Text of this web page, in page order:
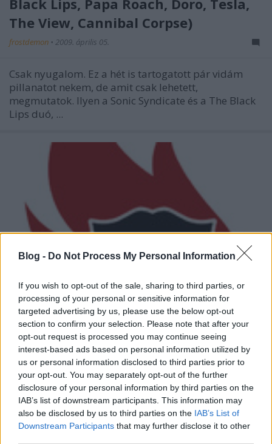
Blog - Do Not Process My Personal Information
If you wish to opt-out of the sale, sharing to third parties, or
processing of your personal or sensitive information for
targeted advertising by us, please use the below opt-out
section to confirm your selection. Please note that after your
opt-out request is processed you may continue seeing
interest-based ads based on personal information utilized by
us or personal information disclosed to third parties prior to
your opt-out. You may separately opt-out of the further
disclosure of your personal information by third parties on the
IAB’s list of downstream participants. This information may
also be disclosed by us to third parties on the IAB’s List of
Downstream Participants that may further disclose it to other
Black Lips, Papa Roach, Doro, Tesla,
The View, Cannibal Corpse)
frostdemon • 2009. április 05.
Csak nyugalom. Ez a hét is tartogatott pár vidám
pillanatot nekem, de amit csak lehetett,
megmutatok. Ilyen a Sonic Syndicate és a The Black
Lips duó, ...
U2-t remixel a Justice
_fá_•2009. április 05.